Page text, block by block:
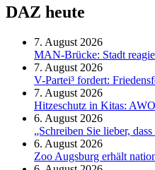
DAZ heute
7. August 2026
MAN-Brücke: Stadt
7. August 2026
V-Partei­³ fordert:
7. August 2026
Hitzeschutz in Kitas:
6. August 2026
„Schreiben Sie lieber,
6. August 2026
Zoo Augsburg erhält